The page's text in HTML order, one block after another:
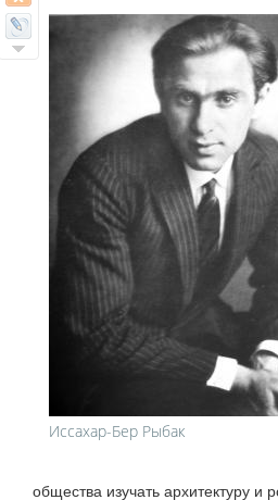
Иссахар-Бер Рыбак
общества изучать архитектуру и